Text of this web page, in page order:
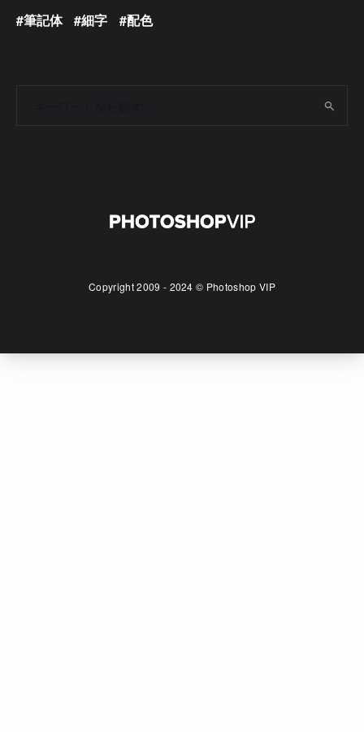
筆記体 細字 配色
Copyright 2009 - 2024 © Photoshop VIP